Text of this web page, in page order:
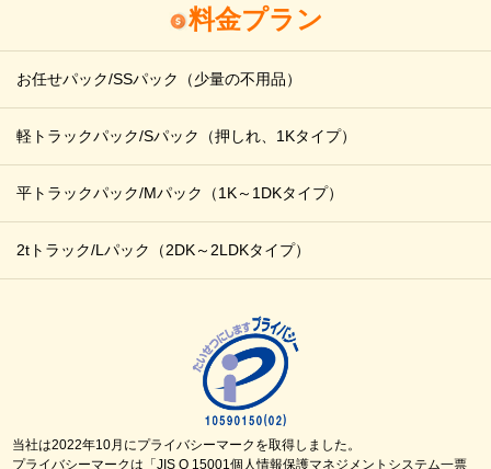
料金プラン
お任せパック/SSパック （少量の不用品）
軽トラックパック/Sパック （押しれ、1Kタイプ）
平トラックパック/Mパック （1K～1DKタイプ）
2tトラック/Lパック （2DK～2LDKタイプ）
当社は2022年10月にプライバシーマークを取得しました。
プライバシーマークは「JIS Q 15001個人情報保護マネジメントシステム一票